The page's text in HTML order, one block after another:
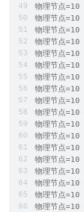
物理节点
物理节点
物理节点
物理节点
物理节点
物理节点
物理节点
物理节点
物理节点
物理节点
物理节点
物理节点
物理节点
物理节点
物理节点
物理节点
物理节点
物理节点